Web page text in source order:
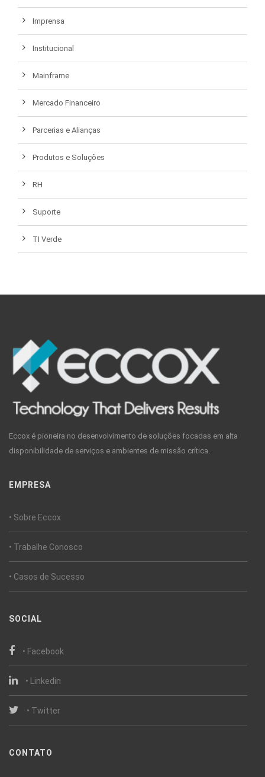
Imprensa
Institucional
Mainframe
Mercado Financeiro
Parcerias e Alianças
Produtos e Soluções
RH
Suporte
TI Verde
Eccox é pioneira no desenvolvimento de soluções focadas em alta
disponibilidade de serviços e ambientes de missão crítica.
EMPRESA
• Sobre Eccox
• Trabalhe Conosco
• Casos de Sucesso
SOCIAL
• Facebook
• Linkedin
• Twitter
CONTATO